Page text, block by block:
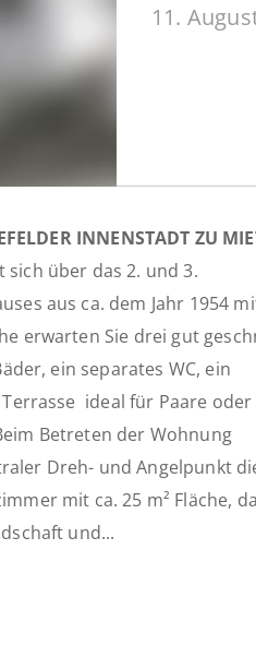
11.
INNENSTADT ZU
über das 2. und 3.
aus ca. dem Jahr 1954
erwarten Sie drei gut
ein separates WC, ein
 ideal für Paare
Betreten der Wohnung
Dreh- und Angelpunkt
mit ca. 25 m² Fläche,
und...